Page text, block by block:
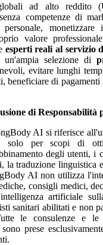
ad alto reddito
competenze di
valore
esperti reali al servizio
un'ampia selezione di
evitare lunghi
beneficiare di pagamenti
di Responsabilità
AI si riferisce
solo per scopi di
degli utenti, i
la traduzione linguistica
AI non utilizza
consigli medici,
artificiale
sanitari abilitati e non
le consulenze e le
prese